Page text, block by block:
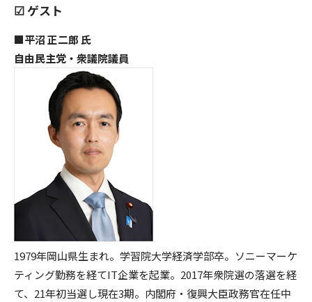
☑︎ ゲスト
■平沼 正二郎 氏
自由民主党・衆議院議員
1979年岡山県生まれ。学習院大学経済学部卒。ソニーマーケ
ティング勤務を経てIT企業を起業。2017年衆院選の落選を経
て、21年初当選し現在3期。内閣府・復興大臣政務官在任中